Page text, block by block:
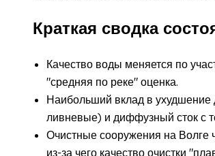
Краткая сводка
Качество воды меняется по
"средняя по реке" оценка.
Наибольший вклад в
ливневые) и диффузный сток с
Очистные сооружения на Волге
из-за чего качество очистки